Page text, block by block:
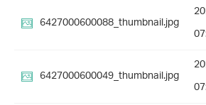
6427000600088_thumbnail.jpg
6427000600049_thumbnail.jpg